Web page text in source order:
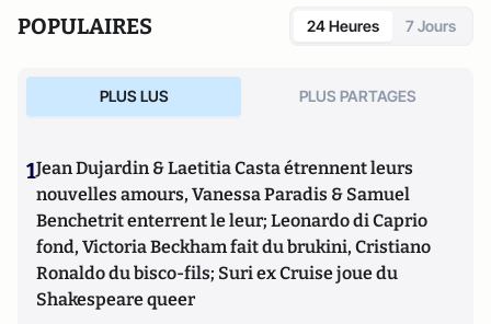
POPULAIRES 24 Heures 7 Jours
PLUS LUS PLUS PARTAGES
1Jean Dujardin & Laetitia Casta étrennent leurs
nouvelles amours, Vanessa Paradis & Samuel
Benchetrit enterrent le leur; Leonardo di Caprio
fond, Victoria Beckham fait du brukini, Cristiano
Ronaldo du bisco-fils; Suri ex Cruise joue du
Shakespeare queer